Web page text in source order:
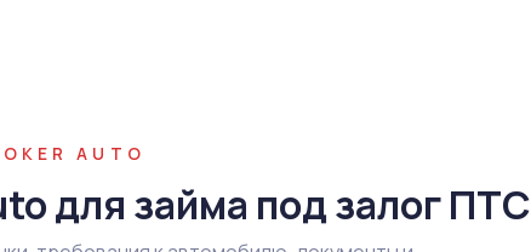
AUTO
для займа под залог ПТС